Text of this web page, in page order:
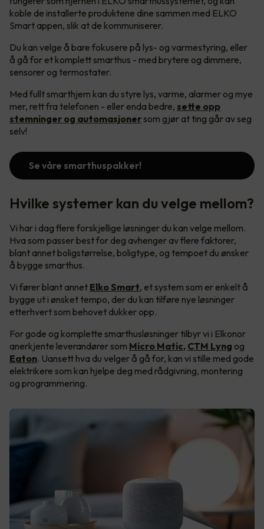
koble de installerte produktene dine sammen med ELKO
Smart appen, slik at de kommuniserer.
Du kan velge å bare fokusere på lys- og varmestyring, eller
å gå for et komplett smarthus - med brytere og dimmere,
sensorer og termostater.
Med fullt smarthjem kan du styre lys, varme, alarmer og mye
mer, rett fra telefonen - eller enda bedre, sette opp
stemninger og automasjonersom gjør at ting går av seg
selv!
Se våre smarthuspakker!
Hvilke systemer kan du velge mellom?
Vi har i dag flere forskjellige løsninger du kan velge mellom.
Hva som passer best for deg avhenger av flere faktorer,
blant annet boligstørrelse, boligtype, og tempoet du ønsker
å bygge smarthus.
Vi fører blant annet Elko Smart, et system som er enkelt å
bygge ut i ønsket tempo, der du kan tilføre nye løsninger
etterhvert som behovet dukker opp.
For gode og komplette smarthusløsninger tilbyr vi i Elkonor
anerkjente leverandører som Micro Matic, CTM Lyng og
Eaton. Uansett hva du velger å gå for, kan vi stille med gode
elektrikere som kan hjelpe deg med rådgivning, montering
og programmering.